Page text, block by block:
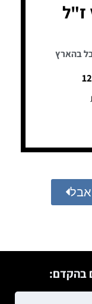
ז"ל
בהארץ
בהקדם: